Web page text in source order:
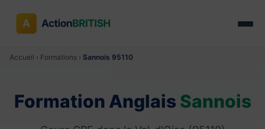
Accueil › Formations › Sannois 95110
Formation Anglais Sannois